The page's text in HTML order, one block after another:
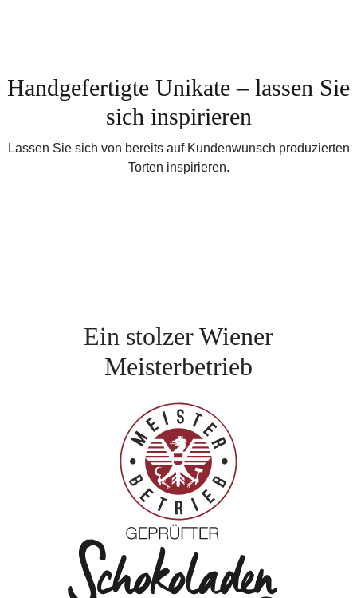
Handgefertigte Unikate – lassen Sie
sich inspirieren
Lassen Sie sich von bereits auf Kundenwunsch produzierten
Torten inspirieren.
Ein stolzer Wiener
Meisterbetrieb